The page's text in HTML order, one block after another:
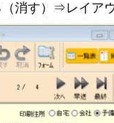
（消す）⇒レイア